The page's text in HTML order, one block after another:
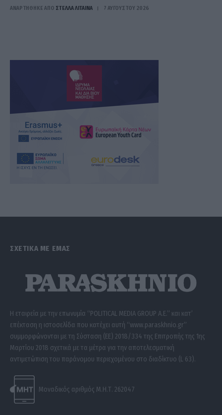
ΑΝΑΡΤΗΘΗΚΕ ΑΠΟ ΣΤΈΛΛΑ ΛΊΤΑΙΝΑ 7 ΑΥΓΟΎΣΤΟΥ 2026
ΣΧΕΤΙΚΑ ΜΕ ΕΜΑΣ
Η εταιρεία με την επωνυμία “POLITICAL MEDIA GROUP A.E.” και κατ’
επέκταση η ιστοσελίδα που κατέχει αυτή “www.paraskhnio.gr”
συμμορφώνονται με τη Σύσταση (ΕΕ) 2018/334 της Επιτροπής της 1ης
Μαρτίου 2018 σχετικά με τα μέτρα για την αποτελεσματική
αντιμετώπιση του παράνομου περιεχομένου στο διαδίκτυο (L 63).
Μοναδικός αριθμός Μ.Η.Τ. 262047